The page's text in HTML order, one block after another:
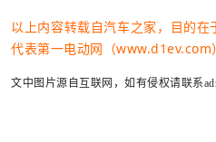
以上内容转载自汽车之家，目的
代表第一电动网（www.d1ev.com
文中图片源自互联网，如有侵权请联系